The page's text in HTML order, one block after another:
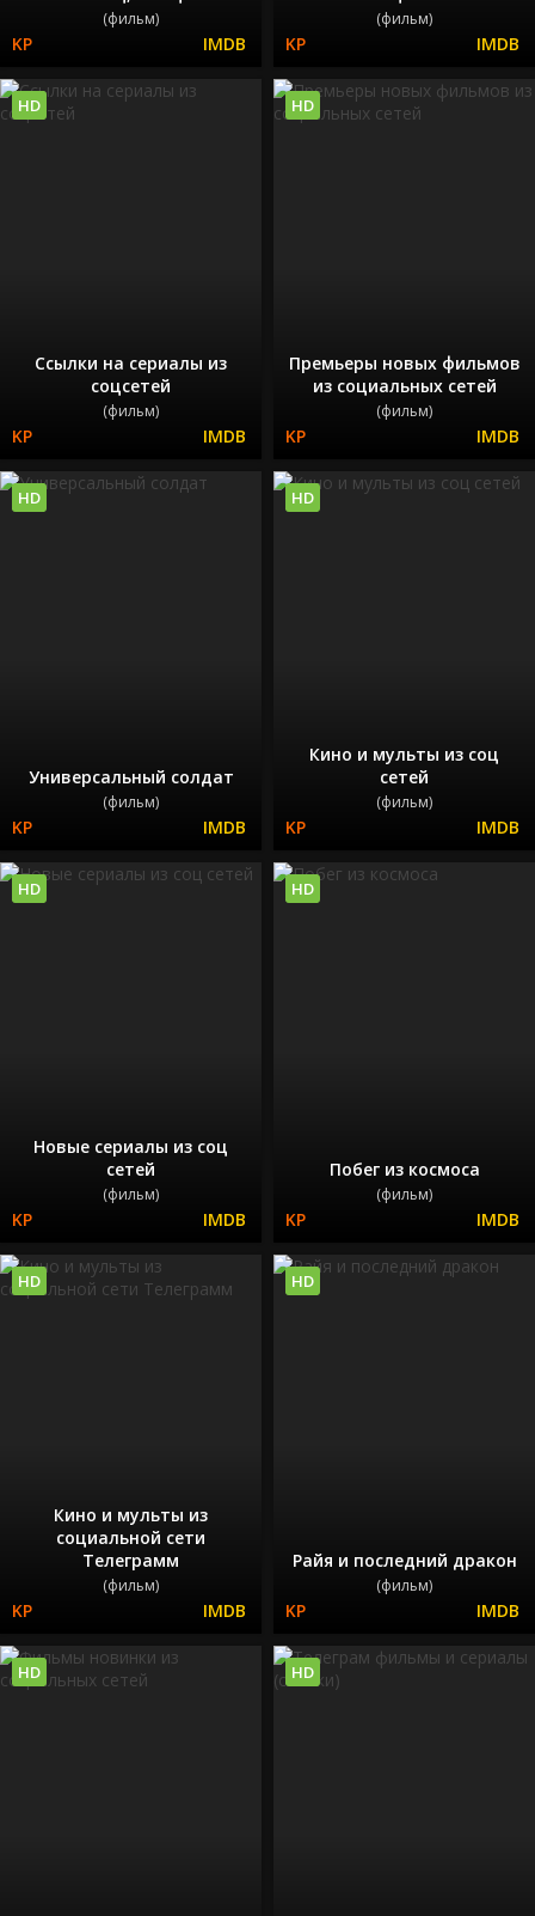
(фильм) (фильм)
Ссылки на сериалы из
соцсетей
(фильм)
HD
Премьеры новых фильмов
из социальных сетей
(фильм)
HD
Универсальный солдат
(фильм)
HD
Кино и мульты из соц
сетей
(фильм)
HD
Новые сериалы из соц
сетей
(фильм)
HD
Побег из космоса
(фильм)
HD
Кино и мульты из
социальной сети
Телеграмм
(фильм)
HD
Райя и последний дракон
(фильм)
HD
HD HD